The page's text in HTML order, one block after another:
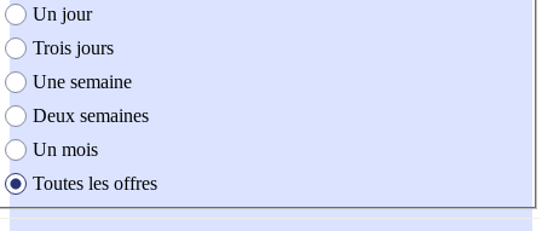
création de l'offre
Un jour
Trois jours
Une semaine
Deux semaines
Un mois
Toutes les offres